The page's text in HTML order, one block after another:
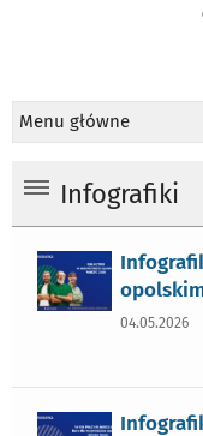
Menu główne
Infografiki
04.05.2026